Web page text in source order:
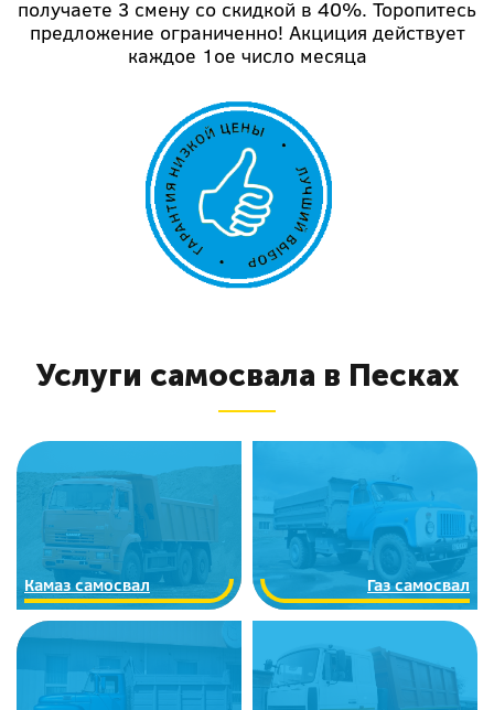
получаете 3 смену со скидкой в 40%. Торопитесь
предложение ограниченно! Акциция действует
каждое 1ое число месяца
Услуги самосвала в Песках
Камаз самосвал Газ самосвал